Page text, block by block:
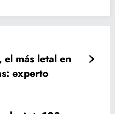
más letal en
experto